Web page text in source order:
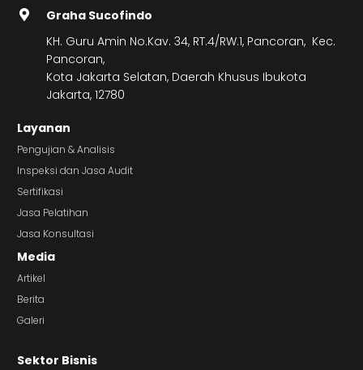
Graha Sucofindo
KH. Guru Amin No.Kav. 34, RT.4/RW.1, Pancoran, Kec.
Pancoran,
Kota Jakarta Selatan, Daerah Khusus Ibukota
Jakarta, 12780
Layanan
Pengujian & Analisis
Inspeksi dan Jasa Audit
Sertifikasi
Jasa Pelatihan
Jasa Konsultasi
Media
Artikel
Berita
Galeri
Sektor Bisnis